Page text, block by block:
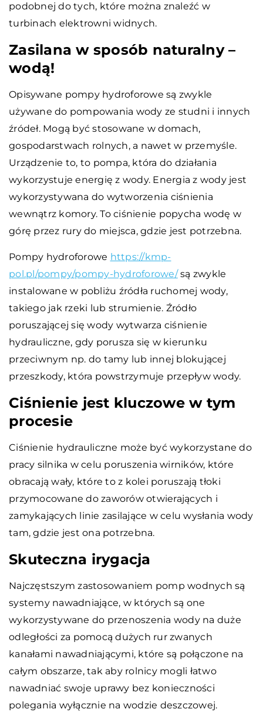
podobnej do tych, które można znaleźć w
turbinach elektrowni widnych.
Zasilana w sposób naturalny –
wodą!
Opisywane pompy hydroforowe są zwykle
używane do pompowania wody ze studni i innych
źródeł. Mogą być stosowane w domach,
gospodarstwach rolnych, a nawet w przemyśle.
Urządzenie to, to pompa, która do działania
wykorzystuje energię z wody. Energia z wody jest
wykorzystywana do wytworzenia ciśnienia
wewnątrz komory. To ciśnienie popycha wodę w
górę przez rury do miejsca, gdzie jest potrzebna.
Pompy hydroforowe https://kmp-
pol.pl/pompy/pompy-hydroforowe/są zwykle
instalowane w pobliżu źródła ruchomej wody,
takiego jak rzeki lub strumienie. Źródło
poruszającej się wody wytwarza ciśnienie
hydrauliczne, gdy porusza się w kierunku
przeciwnym np. do tamy lub innej blokującej
przeszkody, która powstrzymuje przepływ wody.
Ciśnienie jest kluczowe w tym
procesie
Ciśnienie hydrauliczne może być wykorzystane do
pracy silnika w celu poruszenia wirników, które
obracają wały, które to z kolei poruszają tłoki
przymocowane do zaworów otwierających i
zamykających linie zasilające w celu wysłania wody
tam, gdzie jest ona potrzebna.
Skuteczna irygacja
Najczęstszym zastosowaniem pomp wodnych są
systemy nawadniające, w których są one
wykorzystywane do przenoszenia wody na duże
odległości za pomocą dużych rur zwanych
kanałami nawadniającymi, które są połączone na
całym obszarze, tak aby rolnicy mogli łatwo
nawadniać swoje uprawy bez konieczności
polegania wyłącznie na wodzie deszczowej.